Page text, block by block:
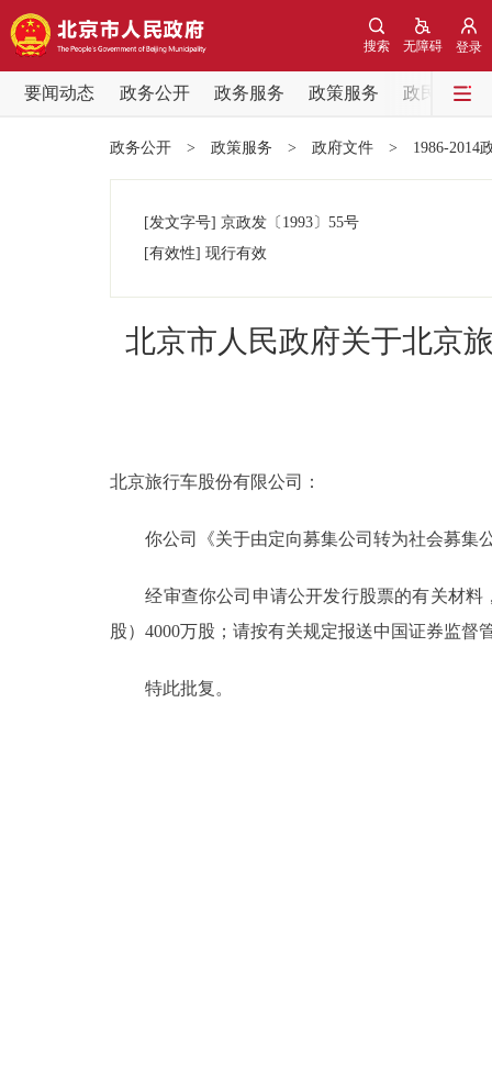
登录
无障碍
搜索
要闻动态 政务公开 政务服务 政策服务
政民互动
党中央精神
政策兑现
决策公开
政务服务
政务公开 > 政策服务 > 政府文件 > 1986-2014
[发文字号] 京政发 〔1993〕 55号
[有效性] 现行有效
北京市人民政府关于北京
北京旅行车股份有限公司：
你公司《关于由定向募集公司转为社会募集公
经审查你公司申请公开发行股票的有关材料
股）4000万股；请按有关规定报送中国证券监
特此批复。